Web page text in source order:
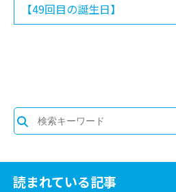
【49回目の誕生日】
読まれている記事